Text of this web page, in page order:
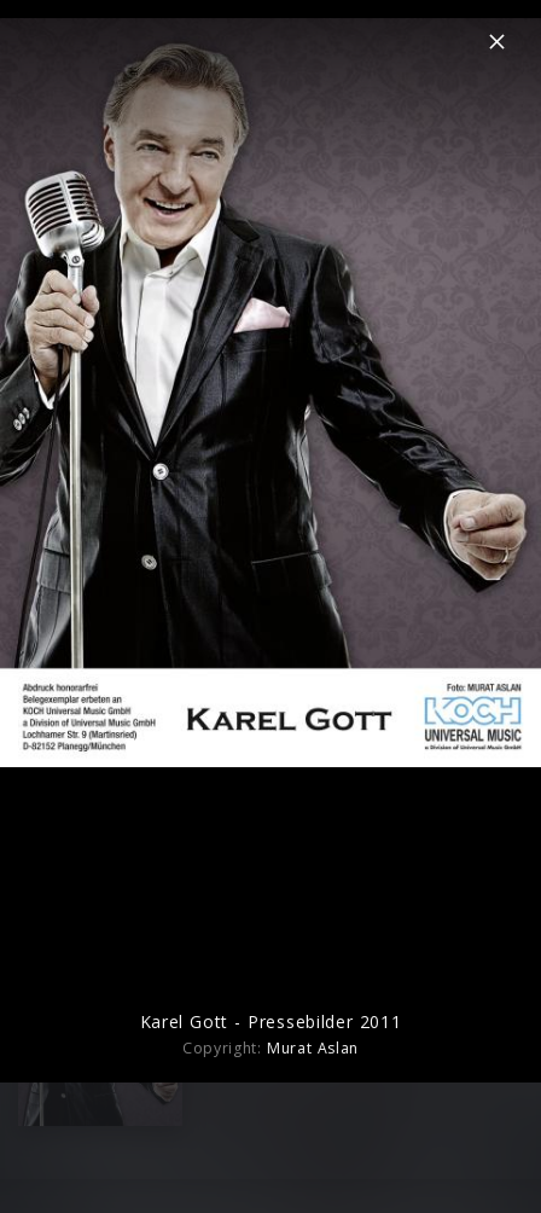
Menu
Karel Gott
Home News Musik
Pressefotos 2014
Karel Gott - Pressebilder 2011
Copyright: Murat Aslan